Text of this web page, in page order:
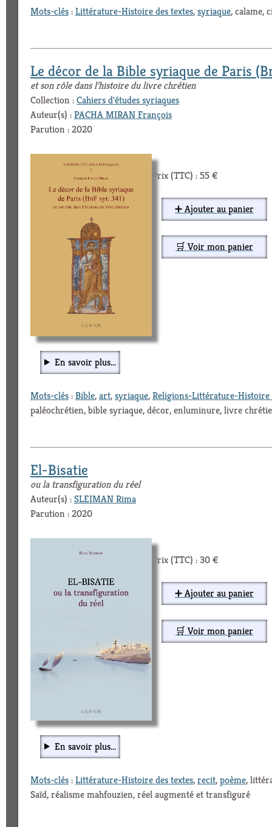
Mots-clés:Littérature-Histoire des textes,syriaque, calame,
Le décor de la Bible syriaque de Paris
et son rôle dans l’histoire du livre chrétien
Collection :Cahiers d'études syriaques
Auteur(s) :PACHA MIRAN François
Parution : 2020
Prix (TTC) : 55 €
➕ Ajouter au panier
🛒 Voir mon panier
En savoir plus...
Mots-clés:Bible,art,syriaque,Religions-Littérature-Histoire
paléochrétien, bible syriaque, décor, enluminure, livre
El-Bisatie
ou la transfiguration du réel
Auteur(s) :SLEIMAN Rima
Parution : 2020
Prix (TTC) : 30 €
➕ Ajouter au panier
🛒 Voir mon panier
En savoir plus...
Mots-clés:Littérature-Histoire des textes,recit,poème,
Saïd, réalisme mahfouzien, réel augmenté et transfiguré